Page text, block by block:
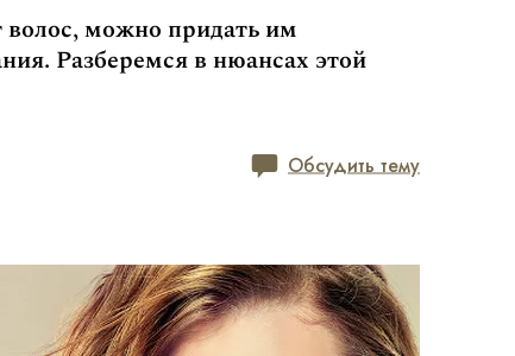
волос, можно придать им
Разберемся в нюансах этой
Обсудить тему